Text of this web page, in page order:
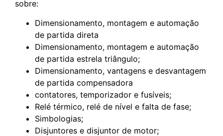
sobre:
Dimensionamento, montagem e automação
de partida direta
Dimensionamento, montagem e automação
de partida estrela triângulo;
Dimensionamento, vantagens e desvantagem
de partida compensadora
contatores, temporizador e fusíveis;
Relé térmico, relé de nível e falta de fase;
Simbologias;
Disjuntores e disjuntor de motor;